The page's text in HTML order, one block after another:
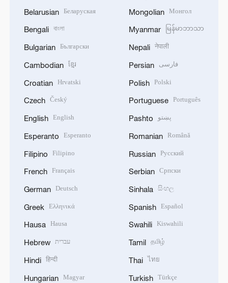
Belarusian Беларуская
Bengali বাংলা
Bulgarian Български
Cambodian ខ្មែរ
Croatian Hrvatski
Czech Český
English English
Esperanto Esperanto
Filipino Filipino
French Français
German Deutsch
Greek Ελληνικά
Hausa Hausa
Hebrew עברית
Hindi हिन्दी
Hungarian Magyar
Mongolian Монгол
Myanmar မြန်မာဘာသာ
Nepali नेपाली
Persian فارسی
Polish Polski
Portuguese Português
Pashto پښتو
Romanian Română
Russian Русский
Serbian Српски
Sinhala සිංහල
Spanish Español
Swahili Kiswahili
Tamil தமிழ்
Thai ไทย
Turkish Türkçe